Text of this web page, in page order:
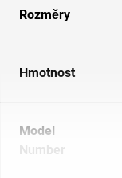
Rozměry
Hmotnost
Model
Number